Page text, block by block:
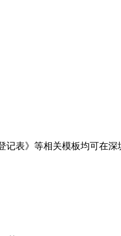
表》等相关模板均可在